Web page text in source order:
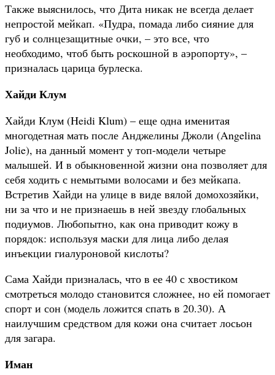
Также выяснилось, что Дита никак не всегда делает
непростой мейкап. «Пудра, помада либо сияние для
губ и солнцезащитные очки, – это все, что
необходимо, чтоб быть роскошной в аэропорту», –
призналась царица бурлеска.
Хайди Клум
Хайди Клум (Heidi Klum) – еще одна именитая
многодетная мать после Анджелины Джоли (Angelina
Jolie), на данный момент у топ-модели четыре
малышей. И в обыкновенной жизни она позволяет для
себя ходить с немытыми волосами и без мейкапа.
Встретив Хайди на улице в виде вялой домохозяйки,
ни за что и не признаешь в ней звезду глобальных
подиумов. Любопытно, как она приводит кожу в
порядок: используя маски для лица либо делая
инъекции гиалуроновой кислоты?
Сама Хайди призналась, что в ее 40 с хвостиком
смотреться молодо становится сложнее, но ей помогает
спорт и сон (модель ложится спать в 20.30). А
наилучшим средством для кожи она считает лосьон
для загара.
Иман